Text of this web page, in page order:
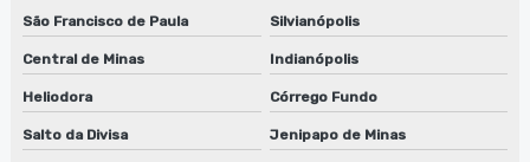
São Francisco de Paula Silvianópolis
Central de Minas Indianópolis
Heliodora Córrego Fundo
Salto da Divisa Jenipapo de Minas